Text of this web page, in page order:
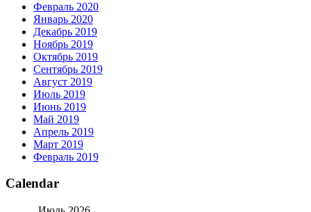
Февраль 2020
Январь 2020
Декабрь 2019
Ноябрь 2019
Октябрь 2019
Сентябрь 2019
Август 2019
Июль 2019
Июнь 2019
Май 2019
Апрель 2019
Март 2019
Февраль 2019
Calendar